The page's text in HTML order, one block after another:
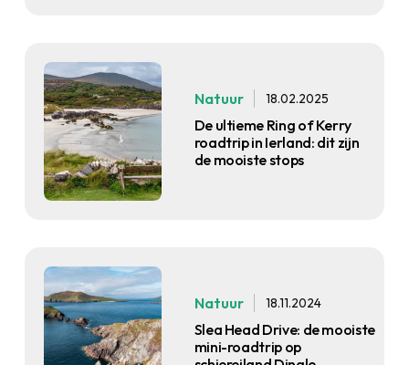
Natuur 18.02.2025
De ultieme Ring of Kerry
roadtrip in Ierland: dit zijn
de mooiste stops
Natuur 18.11.2024
Slea Head Drive: de mooiste
mini-roadtrip op